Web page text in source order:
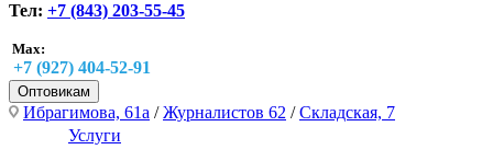
Тел: +7 (843) 203-55-45
Max:
+7 (927) 404-52-91
Оптовикам
Ибрагимова, 61а /Журналистов 62 /Складская, 7
Услуги